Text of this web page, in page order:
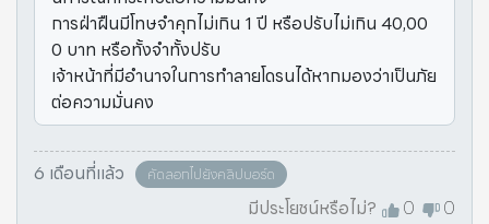
การฝ่าฝืนมีโทษจำคุกไม่เกิน 1 ปี หรือปรับไม่เกิน 40,00
0 บาท หรือทั้งจำทั้งปรับ
เจ้าหน้าที่มีอำนาจในการทำลายโดรนได้หากมองว่าเป็นภัย
ต่อความมั่นคง
6 เดือนที่แล้ว คัดลอกไปยังคลิปบอร์ด
มีประโยชน์หรือไม่? 0 0